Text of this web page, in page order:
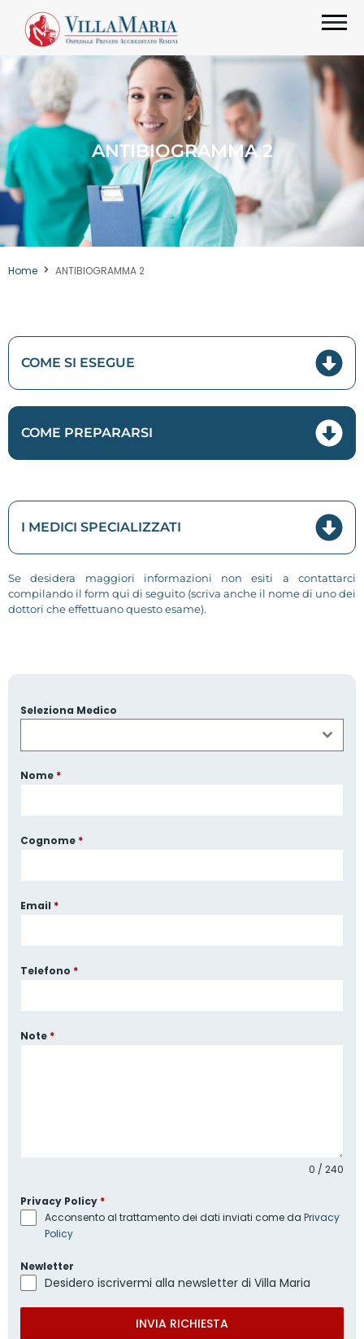
ANTIBIOGRAMMA 2
Home ANTIBIOGRAMMA 2
COME SI ESEGUE
COME PREPARARSI
I MEDICI SPECIALIZZATI
Se desidera maggiori informazioni non esiti a contattarci
compilando il form qui di seguito (scriva anche il nome di uno dei
dottori che effettuano questo esame).
Seleziona Medico
Nome *
Cognome *
Email *
Telefono *
Note *
0 / 240
Privacy Policy *
Acconsento al trattamento dei dati inviati come da Privacy
Policy
Newletter
Desidero iscrivermi alla newsletter di Villa Maria
INVIA RICHIESTA